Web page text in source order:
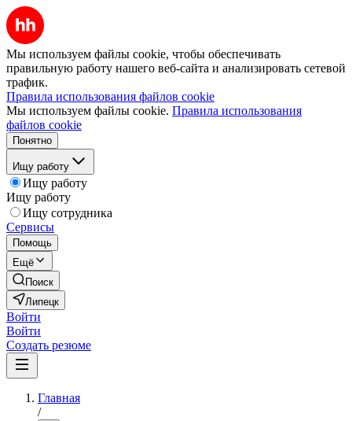
Мы используем файлы cookie, чтобы обеспечивать
правильную работу нашего веб-сайта и анализировать сетевой
трафик.
Правила использования файлов cookie
Мы используем файлы cookie. Правила использования
файлов cookie
Понятно
Ищу работу
Ищу работу
Ищу работу
Ищу сотрудника
Сервисы
Помощь
Ещё
Поиск
Липецк
Войти
Войти
Создать резюме
Главная
/